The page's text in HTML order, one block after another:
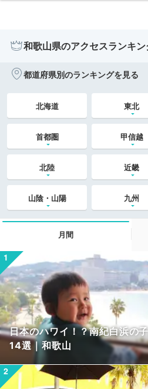
和歌山県のアクセスランキン
都道府県別のランキングを見る
北海道 東北
首都圏 甲信越
北陸 近畿
山陰・山陽 九州
月間
日本のハワイ！？南紀白浜の
14選｜和歌山